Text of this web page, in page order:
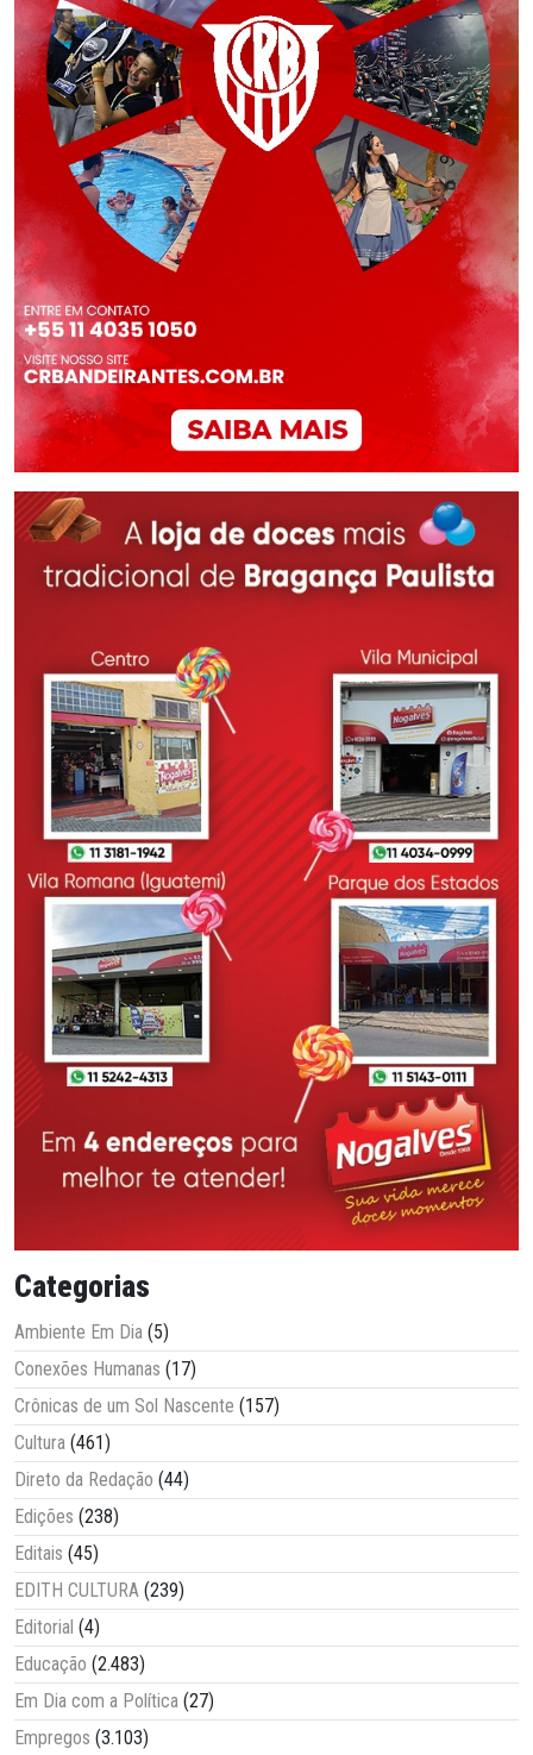
Categorias
Ambiente Em Dia (5)
Conexões Humanas (17)
Crônicas de um Sol Nascente (157)
Cultura (461)
Direto da Redação (44)
Edições (238)
Editais (45)
EDITH CULTURA (239)
Editorial (4)
Educação (2.483)
Em Dia com a Política (27)
Empregos (3.103)